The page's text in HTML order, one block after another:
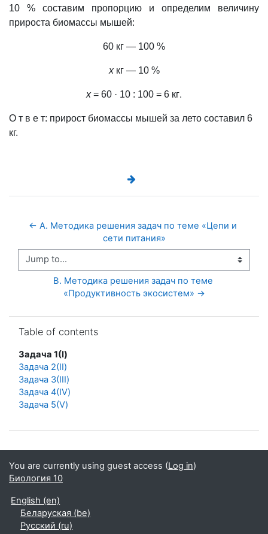
10 % составим пропорцию и определим величину
прироста биомассы мышей:
60 кг — 100 %
хкг — 10 %
х= 60 · 10 : 100 = 6 кг.
О т в е т: прирост биомассы мышей за лето составил 6
кг.
← А. Методика решения задач по теме «Цепи и
сети питания»
Jump to...
В. Методика решения задач по теме
«Продуктивность экосистем» →
Table of contents
Задача 1(I)
Задача 2(II)
Задача 3(III)
Задача 4(IV)
Задача 5(V)
You are currently using guest access (Log in)
Биология 10
English ‎(en)‎
Беларуская ‎(be)‎
Русский ‎(ru)‎